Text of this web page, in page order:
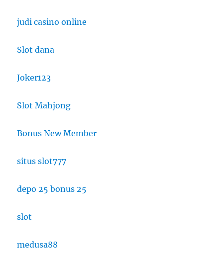
judi casino online
Slot dana
Joker123
Slot Mahjong
Bonus New Member
situs slot777
depo 25 bonus 25
slot
medusa88